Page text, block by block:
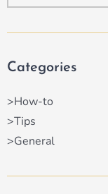
Categories
>How-to
>Tips
>General